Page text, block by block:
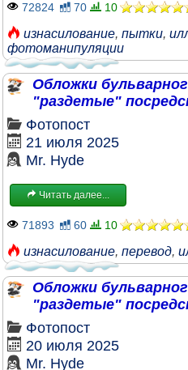
72824 70 10
изнасилование, пытки,
фотоманипуляции
Обложки
"раздетые"
Фотопост
21 июля 2025
Mr. Hyde
Читать далее...
71893 60 10
изнасилование, перевод,
Обложки
"раздетые"
Фотопост
20 июля 2025
Mr. Hyde